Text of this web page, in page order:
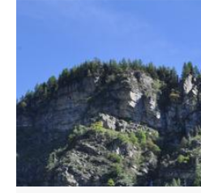
Fête au cœur du petit hameau